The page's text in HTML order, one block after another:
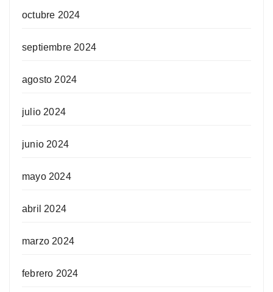
octubre 2024
septiembre 2024
agosto 2024
julio 2024
junio 2024
mayo 2024
abril 2024
marzo 2024
febrero 2024